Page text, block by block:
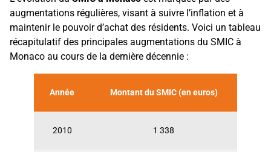
augmentations régulières, visant à suivre l’inflation et à
maintenir le pouvoir d’achat des résidents. Voici un tableau
récapitulatif des principales augmentations du SMIC à
Monaco au cours de la dernière décennie :
Année Montant du SMIC (en euros)
2010 1 338